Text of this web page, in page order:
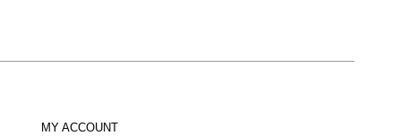
MY ACCOUNT